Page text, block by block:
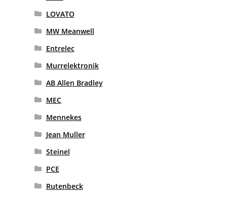
LOVATO
MW Meanwell
Entrelec
Murrelektronik
AB Allen Bradley
MEC
Mennekes
Jean Muller
Steinel
PCE
Rutenbeck